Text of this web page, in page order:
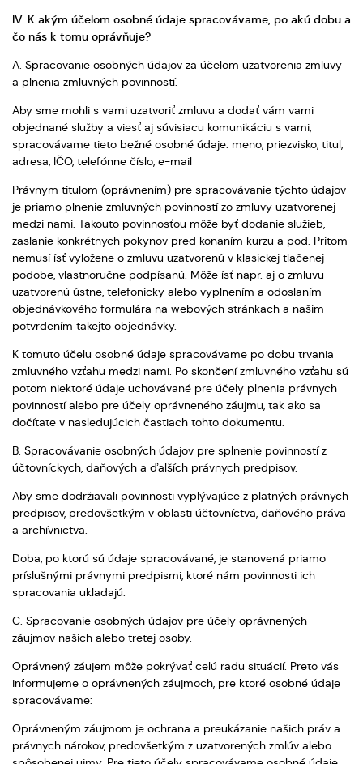
IV. K akým účelom osobné údaje spracovávame, po akú dobu a
čo nás k tomu oprávňuje?
A. Spracovanie osobných údajov za účelom uzatvorenia zmluvy
a plnenia zmluvných povinností.
Aby sme mohli s vami uzatvoriť zmluvu a dodať vám vami
objednané služby a viesť aj súvisiacu komunikáciu s vami,
spracovávame tieto bežné osobné údaje: meno, priezvisko, titul,
adresa, IČO, telefónne číslo, e-mail
Právnym titulom (oprávnením) pre spracovávanie týchto údajov
je priamo plnenie zmluvných povinností zo zmluvy uzatvorenej
medzi nami. Takouto povinnosťou môže byť dodanie služieb,
zaslanie konkrétnych pokynov pred konaním kurzu a pod. Pritom
nemusí ísť vyložene o zmluvu uzatvorenú v klasickej tlačenej
podobe, vlastnoručne podpísanú. Môže ísť napr. aj o zmluvu
uzatvorenú ústne, telefonicky alebo vyplnením a odoslaním
objednávkového formulára na webových stránkach a našim
potvrdením takejto objednávky.
K tomuto účelu osobné údaje spracovávame po dobu trvania
zmluvného vzťahu medzi nami. Po skončení zmluvného vzťahu sú
potom niektoré údaje uchovávané pre účely plnenia právnych
povinností alebo pre účely oprávneného záujmu, tak ako sa
dočítate v nasledujúcich častiach tohto dokumentu.
B. Spracovávanie osobných údajov pre splnenie povinností z
účtovníckych, daňových a ďalších právnych predpisov.
Aby sme dodržiavali povinnosti vyplývajúce z platných právnych
predpisov, predovšetkým v oblasti účtovníctva, daňového práva
a archívnictva.
Doba, po ktorú sú údaje spracovávané, je stanovená priamo
príslušnými právnymi predpismi, ktoré nám povinnosti ich
spracovania ukladajú.
C. Spracovanie osobných údajov pre účely oprávnených
záujmov našich alebo tretej osoby.
Oprávnený záujem môže pokrývať celú radu situácií. Preto vás
informujeme o oprávnených záujmoch, pre ktoré osobné údaje
spracovávame:
Oprávneným záujmom je ochrana a preukázanie našich práv a
právnych nárokov, predovšetkým z uzatvorených zmlúv alebo